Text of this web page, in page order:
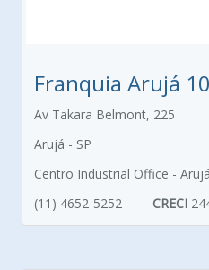
Franquia Arujá
Av Takara Belmont, 225
Arujá - SP
Centro Industrial Office -
(11) 4652-5252
CRECI